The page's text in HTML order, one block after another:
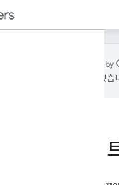
있을 수 있습
사이